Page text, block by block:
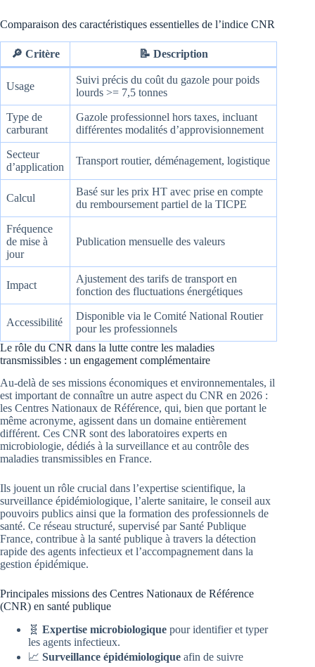
Comparaison des caractéristiques essentielles de l’indice CNR
🔎 Critère 📝 Description
Usage
Suivi précis du coût du gazole pour poids
lourds >= 7,5 tonnes
Type de
carburant
Gazole professionnel hors taxes, incluant
différentes modalités d’approvisionnement
Secteur
d’application
Transport routier, déménagement, logistique
Calcul
Basé sur les prix HT avec prise en compte
du remboursement partiel de la TICPE
Fréquence
de mise à
jour
Publication mensuelle des valeurs
Impact
Ajustement des tarifs de transport en
fonction des fluctuations énergétiques
Accessibilité
Disponible via le Comité National Routier
pour les professionnels
Le rôle du CNR dans la lutte contre les maladies
transmissibles : un engagement complémentaire
Au-delà de ses missions économiques et environnementales, il
est important de connaître un autre aspect du CNR en 2026 :
les Centres Nationaux de Référence, qui, bien que portant le
même acronyme, agissent dans un domaine entièrement
différent. Ces CNR sont des laboratoires experts en
microbiologie, dédiés à la surveillance et au contrôle des
maladies transmissibles en France.
Ils jouent un rôle crucial dans l’expertise scientifique, la
surveillance épidémiologique, l’alerte sanitaire, le conseil aux
pouvoirs publics ainsi que la formation des professionnels de
santé. Ce réseau structuré, supervisé par Santé Publique
France, contribue à la santé publique à travers la détection
rapide des agents infectieux et l’accompagnement dans la
gestion épidémique.
Principales missions des Centres Nationaux de Référence
(CNR) en santé publique
🧬 Expertise microbiologique pour identifier et typer
les agents infectieux.
📈 Surveillance épidémiologique afin de suivre